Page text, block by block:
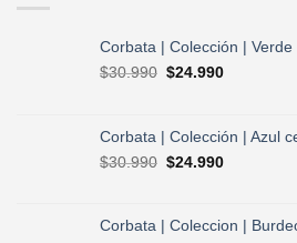
Corbata | Colección | Verde
$30.990 El
era:
$24.990El
es:
$24.990.
Corbata | Colección | Azul
$30.990 El
era:
$24.990El
es:
Corbata | Coleccion |